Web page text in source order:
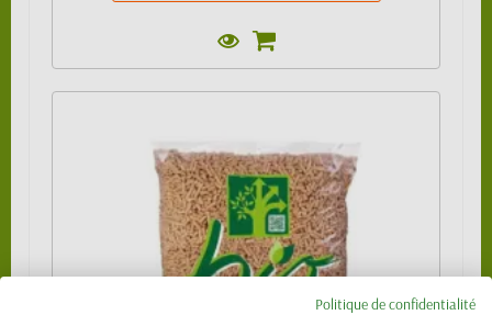
Politique de confidentialité